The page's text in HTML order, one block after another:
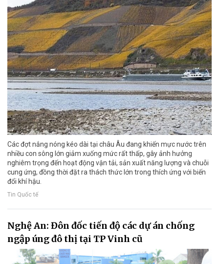
Các đợt nắng nóng kéo dài tại châu Âu đang khiến mực nước trên
nhiều con sông lớn giảm xuống mức rất thấp, gây ảnh hưởng
nghiêm trọng đến hoạt động vận tải, sản xuất năng lượng và chuỗi
cung ứng, đồng thời đặt ra thách thức lớn trong thích ứng với biến
đổi khí hậu.
Tin Quốc tế
Nghệ An: Đôn đốc tiến độ các dự án chống
ngập úng đô thị tại TP Vinh cũ